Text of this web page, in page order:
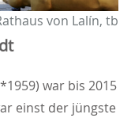
von Lalín, tb
war bis 2015
einst der jüngste